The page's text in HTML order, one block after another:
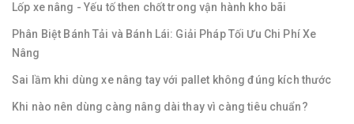
Lốp xe nâng - Yếu tố then chốt trong vận hành kho bãi
Phân Biệt Bánh Tải và Bánh Lái: Giải Pháp Tối Ưu Chi Phí Xe
Nâng
Sai lầm khi dùng xe nâng tay với pallet không đúng kích thước
Khi nào nên dùng càng nâng dài thay vì càng tiêu chuẩn?